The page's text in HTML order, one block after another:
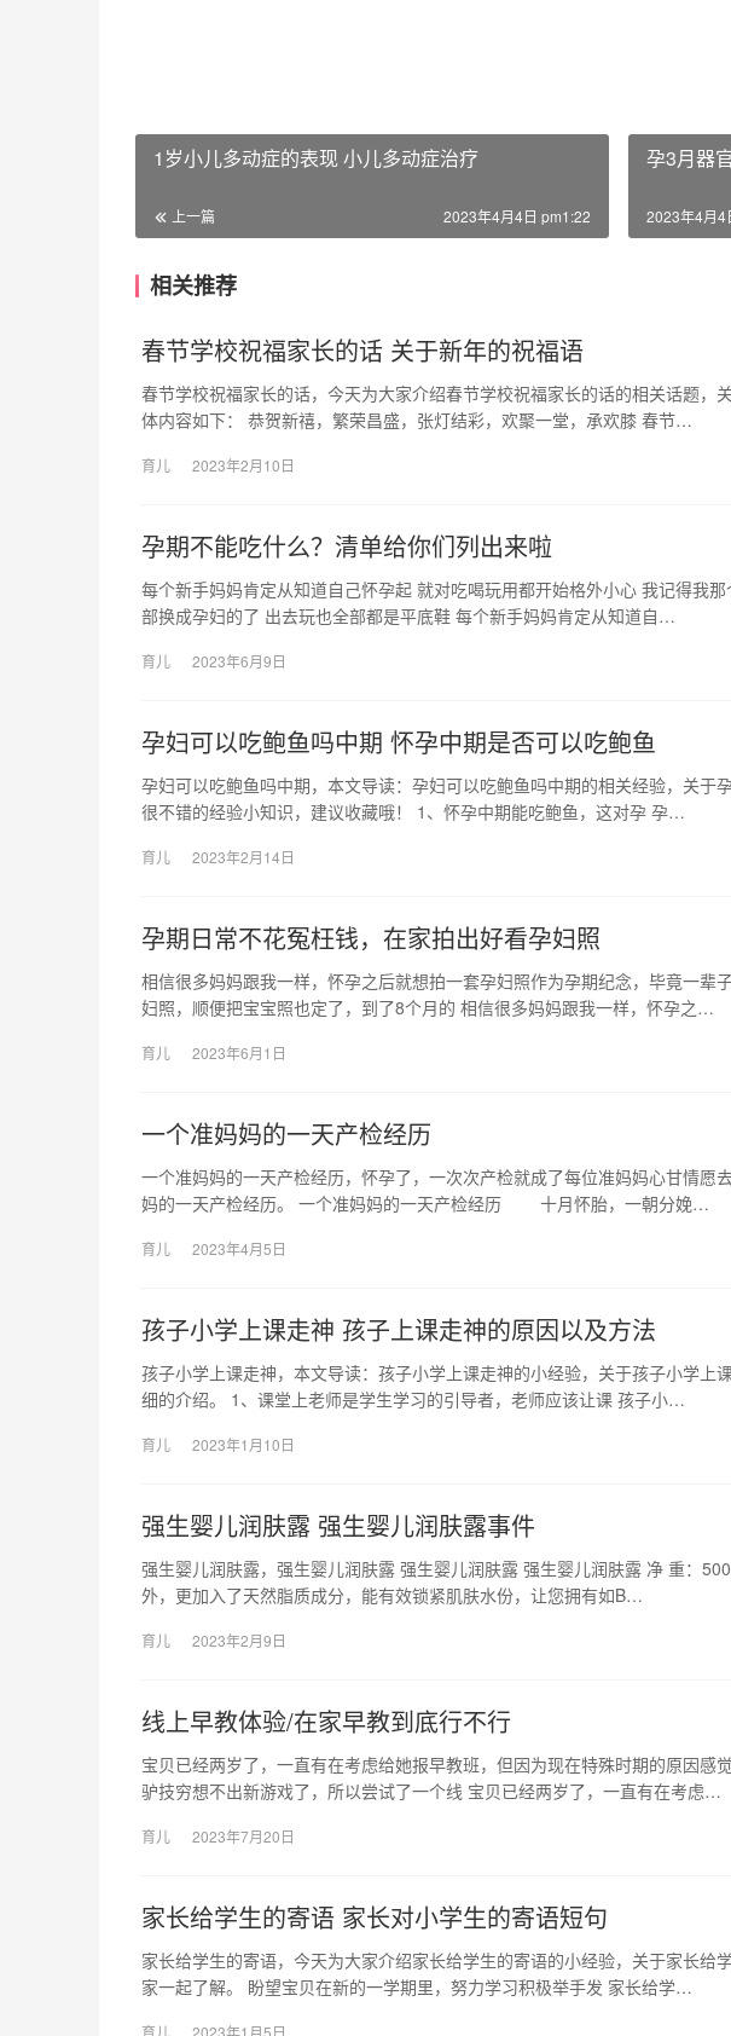
1岁小儿多动症的表现 小儿多动症治疗
上一篇 2023年4月4日 pm1:22
孕3月器
2023年4月4
相关推荐
春节学校祝福家长的话 关于新年的祝福语
春节学校祝福家长的话，今天为大家介绍春节学校祝福家长的话的相关话题，
体内容如下： 恭贺新禧，繁荣昌盛，张灯结彩，欢聚一堂，承欢膝 春节…
育儿 2023年2月10日
孕期不能吃什么？清单给你们列出来啦
每个新手妈妈肯定从知道自己怀孕起 就对吃喝玩用都开始格外小心 我记得我
部换成孕妇的了 出去玩也全部都是平底鞋 每个新手妈妈肯定从知道自…
育儿 2023年6月9日
孕妇可以吃鲍鱼吗中期 怀孕中期是否可以吃鲍鱼
孕妇可以吃鲍鱼吗中期，本文导读：孕妇可以吃鲍鱼吗中期的相关经验，关于
很不错的经验小知识，建议收藏哦！ 1、怀孕中期能吃鲍鱼，这对孕 孕…
育儿 2023年2月14日
孕期日常不花冤枉钱，在家拍出好看孕妇照
相信很多妈妈跟我一样，怀孕之后就想拍一套孕妇照作为孕期纪念，毕竟一辈
妇照，顺便把宝宝照也定了，到了8个月的 相信很多妈妈跟我一样，怀孕之…
育儿 2023年6月1日
一个准妈妈的一天产检经历
一个准妈妈的一天产检经历，怀孕了，一次次产检就成了每位准妈妈心甘情愿
妈的一天产检经历。 一个准妈妈的一天产检经历 十月怀胎，一朝分娩…
育儿 2023年4月5日
孩子小学上课走神 孩子上课走神的原因以及方法
孩子小学上课走神，本文导读：孩子小学上课走神的小经验，关于孩子小学上
细的介绍。 1、课堂上老师是学生学习的引导者，老师应该让课 孩子小…
育儿 2023年1月10日
强生婴儿润肤露 强生婴儿润肤露事件
强生婴儿润肤露，强生婴儿润肤露 强生婴儿润肤露 强生婴儿润肤露 净 重：
外，更加入了天然脂质成分，能有效锁紧肌肤水份，让您拥有如B…
育儿 2023年2月9日
线上早教体验/在家早教到底行不行
宝贝已经两岁了，一直有在考虑给她报早教班，但因为现在特殊时期的原因感
驴技穷想不出新游戏了，所以尝试了一个线 宝贝已经两岁了，一直有在考虑…
育儿 2023年7月20日
家长给学生的寄语 家长对小学生的寄语短句
家长给学生的寄语，今天为大家介绍家长给学生的寄语的小经验，关于家长给
家一起了解。 盼望宝贝在新的一学期里，努力学习积极举手发 家长给学…
育儿 2023年1月5日